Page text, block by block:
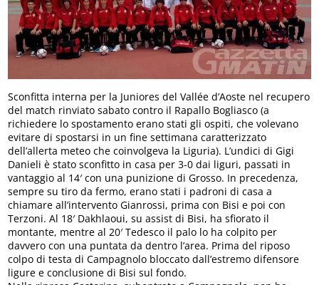
Sconfitta interna per la Juniores del Vallée d’Aoste nel recupero
del match rinviato sabato contro il Rapallo Bogliasco (a
richiedere lo spostamento erano stati gli ospiti, che volevano
evitare di spostarsi in un fine settimana caratterizzato
dell’allerta meteo che coinvolgeva la Liguria). L’undici di Gigi
Danieli è stato sconfitto in casa per 3-0 dai liguri, passati in
vantaggio al 14′ con una punizione di Grosso. In precedenza,
sempre su tiro da fermo, erano stati i padroni di casa a
chiamare all’intervento Gianrossi, prima con Bisi e poi con
Terzoni. Al 18′ Dakhlaoui, su assist di Bisi, ha sfiorato il
montante, mentre al 20′ Tedesco il palo lo ha colpito per
davvero con una puntata da dentro l’area. Prima del riposo
colpo di testa di Campagnolo bloccato dall’estremo difensore
ligure e conclusione di Bisi sul fondo.